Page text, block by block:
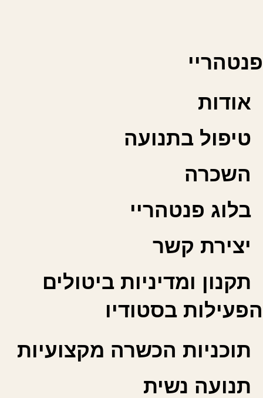
פנטהריי
אודות
טיפול בתנועה
השכרה
בלוג פנטהריי
יצירת קשר
תקנון ומדיניות ביטולים
הפעילות בסטודיו
תוכניות הכשרה מקצועיות
תנועה נשית